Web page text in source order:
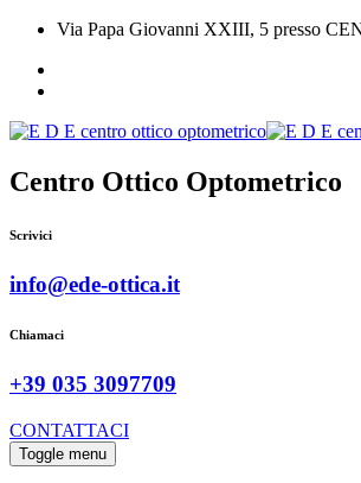
Via Papa Giovanni XXIII, 5 presso
Centro Ottico Optometrico
Scrivici
info@ede-ottica.it
Chiamaci
+39 035 3097709
CONTATTACI
Toggle menu